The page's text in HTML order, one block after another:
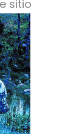
sitio